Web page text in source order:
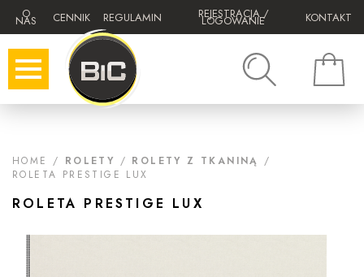
O
NAS CENNIK REGULAMIN REJESTRACJA /
LOGOWANIE KONTAKT
HOME / ROLETY / ROLETY Z TKANINĄ /
ROLETA PRESTIGE LUX
ROLETA PRESTIGE LUX